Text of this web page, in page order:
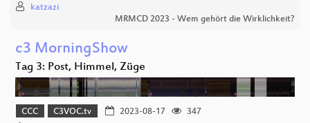
katzazi
MRMCD 2023 - Wem gehört die Wirklichkeit?
c3 MorningShow
Tag 3: Post, Himmel, Züge
CCC C3VOC.tv 2023-08-17
347